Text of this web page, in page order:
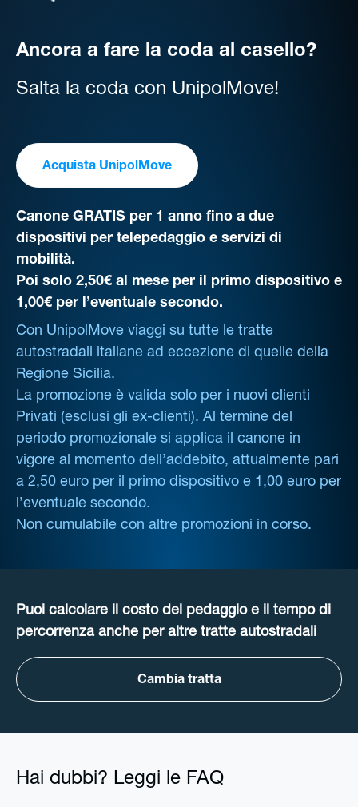
Ancora a fare la coda al casello?
Salta la coda con UnipolMove!
Acquista UnipolMove
Canone GRATIS per 1 anno fino a due
dispositivi per telepedaggio e servizi di
mobilità.
Poi solo 2,50€ al mese per il primo dispositivo e
1,00€ per l’eventuale secondo.
Con UnipolMove viaggi su tutte le tratte
autostradali italiane ad eccezione di quelle della
Regione Sicilia.
La promozione è valida solo per i nuovi clienti
Privati (esclusi gli ex-clienti). Al termine del
periodo promozionale si applica il canone in
vigore al momento dell’addebito, attualmente pari
a 2,50 euro per il primo dispositivo e 1,00 euro per
l’eventuale secondo.
Non cumulabile con altre promozioni in corso.
Puoi calcolare il costo del pedaggio e il tempo di
percorrenza anche per altre tratte autostradali
Cambia tratta
Hai dubbi? Leggi le FAQ